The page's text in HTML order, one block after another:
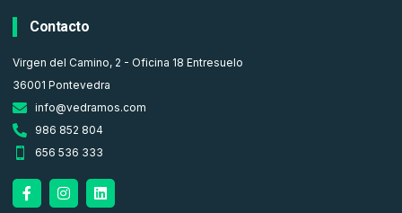
Contacto
Virgen del Camino, 2 - Oficina 18 Entresuelo
36001 Pontevedra
info@vedramos.com
986 852 804
656 536 333